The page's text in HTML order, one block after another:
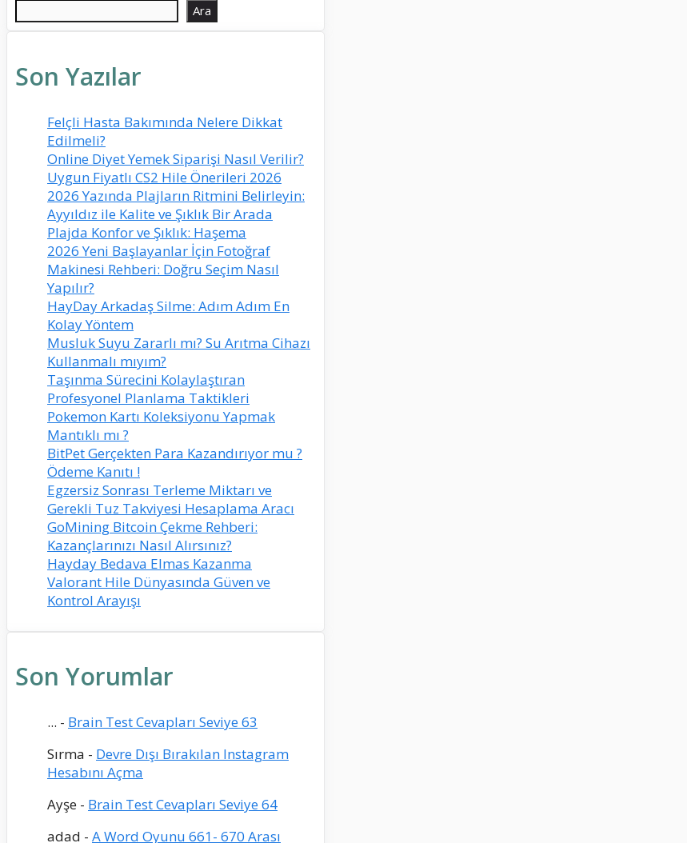
Ara
Son Yazılar
Felçli Hasta Bakımında Nelere Dikkat
Edilmeli?
Online Diyet Yemek Siparişi Nasıl Verilir?
Uygun Fiyatlı CS2 Hile Önerileri 2026
2026 Yazında Plajların Ritmini Belirleyin:
Ayyıldız ile Kalite ve Şıklık Bir Arada
Plajda Konfor ve Şıklık: Haşema
2026 Yeni Başlayanlar İçin Fotoğraf
Makinesi Rehberi: Doğru Seçim Nasıl
Yapılır?
HayDay Arkadaş Silme: Adım Adım En
Kolay Yöntem
Musluk Suyu Zararlı mı? Su Arıtma Cihazı
Kullanmalı mıyım?
Taşınma Sürecini Kolaylaştıran
Profesyonel Planlama Taktikleri
Pokemon Kartı Koleksiyonu Yapmak
Mantıklı mı ?
BitPet Gerçekten Para Kazandırıyor mu ?
Ödeme Kanıtı !
Egzersiz Sonrası Terleme Miktarı ve
Gerekli Tuz Takviyesi Hesaplama Aracı
GoMining Bitcoin Çekme Rehberi:
Kazançlarınızı Nasıl Alırsınız?
Hayday Bedava Elmas Kazanma
Valorant Hile Dünyasında Güven ve
Kontrol Arayışı
Son Yorumlar
... - Brain Test Cevapları Seviye 63
Sırma - Devre Dışı Bırakılan Instagram
Hesabını Açma
Ayşe - Brain Test Cevapları Seviye 64
adad - A Word Oyunu 661- 670 Arası